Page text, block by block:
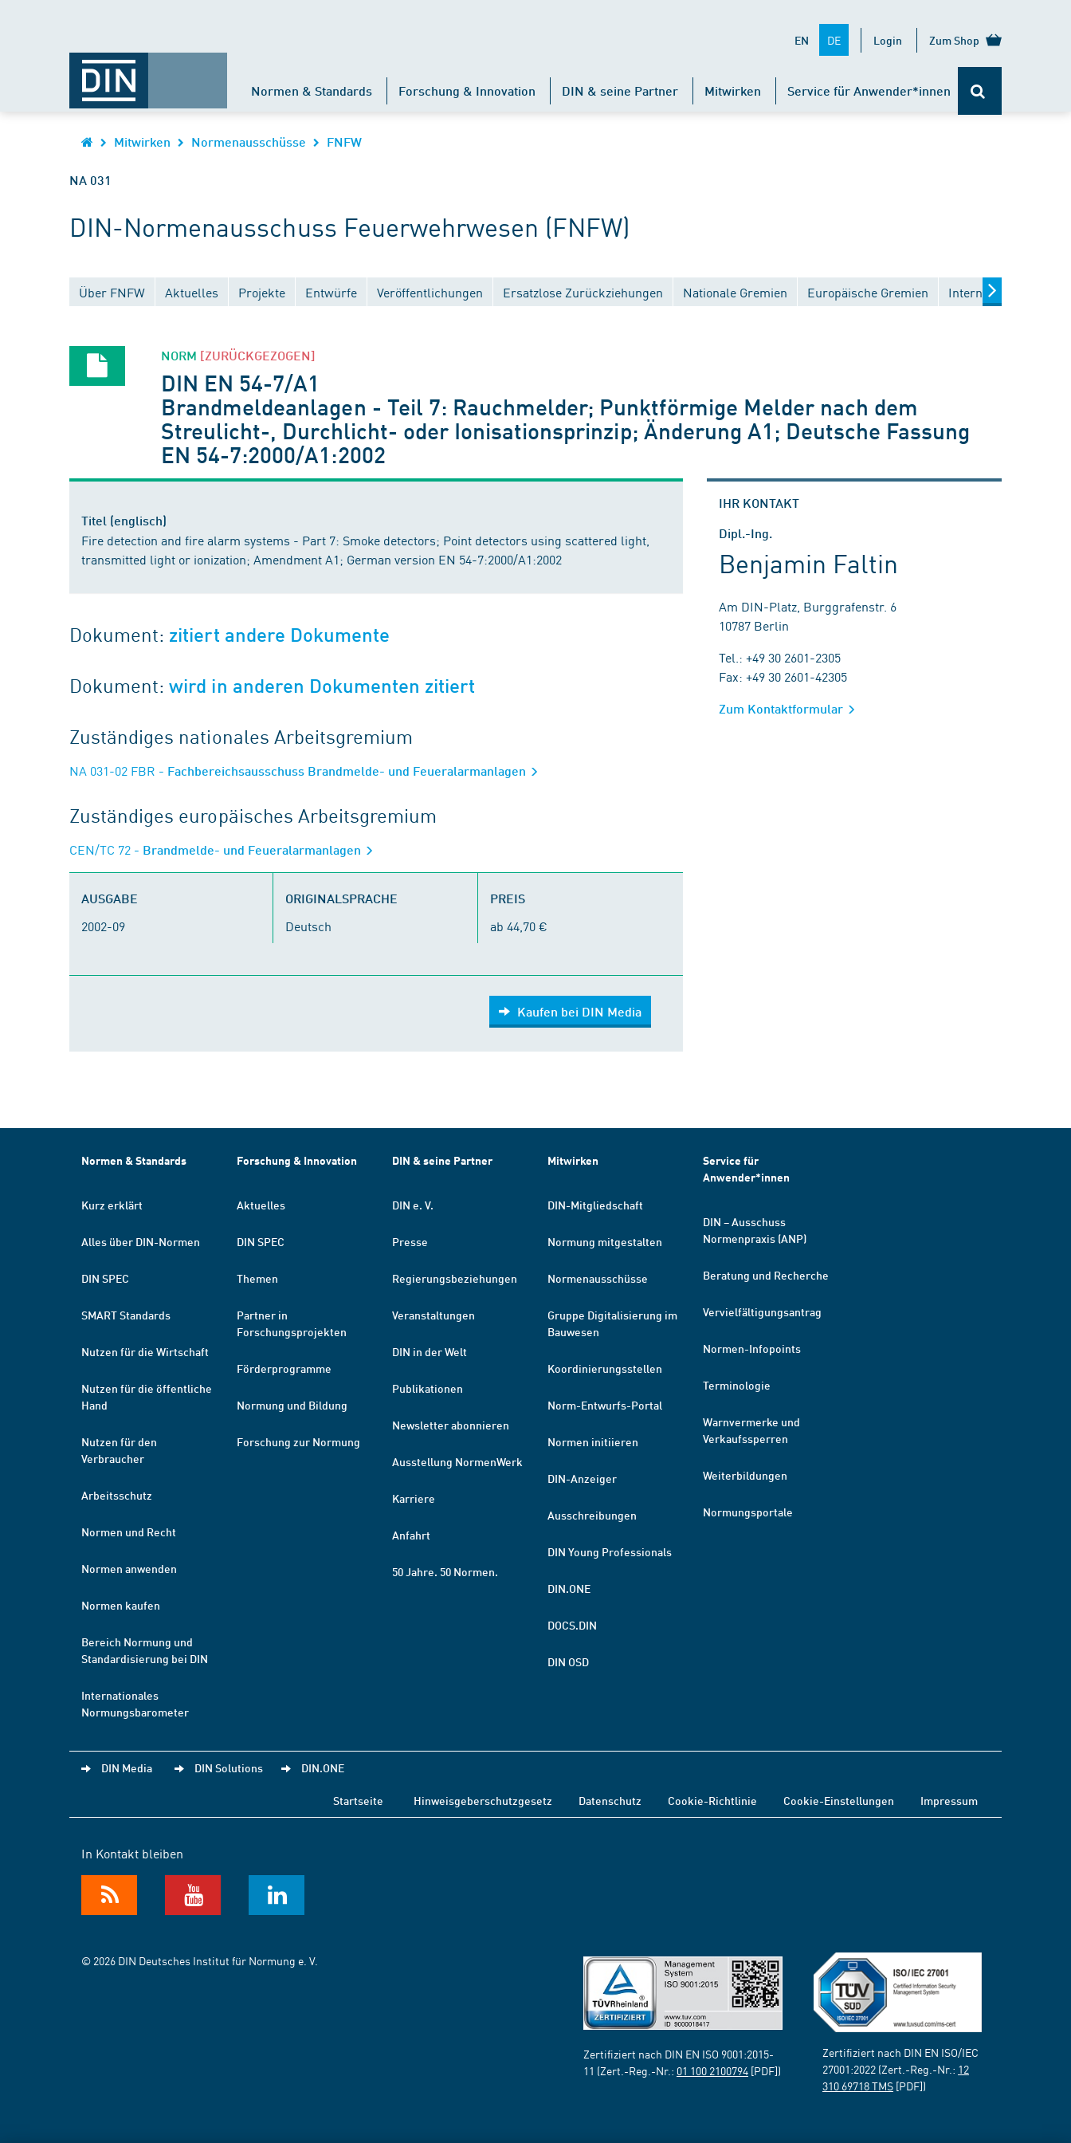
EN DE Login Zum Shop
Normen & Standards Forschung & Innovation DIN & seine Partner Mitwirken Service für Anwender*innen
Mitwirken Normenausschüsse FNFW
NA 031
DIN-Normenausschuss Feuerwehrwesen (FNFW)
Über FNFW Aktuelles Projekte Entwürfe Veröffentlichungen Ersatzlose Zurückziehungen Nationale Gremien Europäische Gremien Internationale
NORM [ZURÜCKGEZOGEN]
DIN EN 54-7/A1
Brandmeldeanlagen - Teil 7: Rauchmelder; Punktförmige Melder nach dem
Streulicht-, Durchlicht- oder Ionisationsprinzip; Änderung A1; Deutsche Fassung
EN 54-7:2000/A1:2002
Titel (englisch)
Fire detection and fire alarm systems - Part 7: Smoke detectors; Point detectors using scattered light,
transmitted light or ionization; Amendment A1; German version EN 54-7:2000/A1:2002
Dokument: zitiert andere Dokumente
Dokument:wird in anderen Dokumenten zitiert
Zuständiges nationales Arbeitsgremium
NA 031-02 FBR - Fachbereichsausschuss Brandmelde- und Feueralarmanlagen
Zuständiges europäisches Arbeitsgremium
CEN/TC 72 - Brandmelde- und Feueralarmanlagen
AUSGABE
2002-09
ORIGINALSPRACHE
Deutsch
PREIS
ab 44,70 €
Kaufen bei DIN Media
IHR KONTAKT
Dipl.-Ing.
Benjamin Faltin
Am DIN-Platz, Burggrafenstr. 6
10787 Berlin
Tel.: +49 30 2601-2305
Fax: +49 30 2601-42305
Zum Kontaktformular
Normen & Standards
Kurz erklärt
Alles über DIN-Normen
DIN SPEC
SMART Standards
Nutzen für die Wirtschaft
Nutzen für die öffentliche
Hand
Nutzen für den
Verbraucher
Arbeitsschutz
Normen und Recht
Normen anwenden
Normen kaufen
Bereich Normung und
Standardisierung bei DIN
Internationales
Normungsbarometer
Forschung & Innovation
Aktuelles
DIN SPEC
Themen
Partner in
Forschungsprojekten
Förderprogramme
Normung und Bildung
Forschung zur Normung
DIN & seine Partner
DIN e. V.
Presse
Regierungsbeziehungen
Veranstaltungen
DIN in der Welt
Publikationen
Newsletter abonnieren
Ausstellung NormenWerk
Karriere
Anfahrt
50 Jahre. 50 Normen.
Mitwirken
DIN-Mitgliedschaft
Normung mitgestalten
Normenausschüsse
Gruppe Digitalisierung im
Bauwesen
Koordinierungsstellen
Norm-Entwurfs-Portal
Normen initiieren
DIN-Anzeiger
Ausschreibungen
DIN Young Professionals
DIN.ONE
DOCS.DIN
DIN OSD
Service für
Anwender*innen
DIN – Ausschuss
Normenpraxis (ANP)
Beratung und Recherche
Vervielfältigungsantrag
Normen-Infopoints
Terminologie
Warnvermerke und
Verkaufssperren
Weiterbildungen
Normungsportale
DIN Media DIN Solutions DIN.ONE
Startseite Hinweisgeberschutzgesetz Datenschutz Cookie-Richtlinie Cookie-Einstellungen Impressum
In Kontakt bleiben
© 2026 DIN Deutsches Institut für Normung e. V.
Zertifiziert nach DIN EN ISO 9001:2015-
11 (Zert.-Reg.-Nr.: 01 100 2100794 [PDF])
Zertifiziert nach DIN EN ISO/IEC
27001:2022 (Zert.-Reg.-Nr.: 12
310 69718 TMS [PDF])